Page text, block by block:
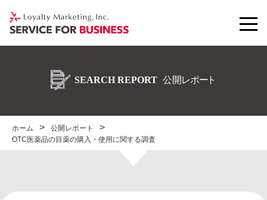
ホーム
公開レポート
OTC医薬品の目薬の購入・使用に関する調査